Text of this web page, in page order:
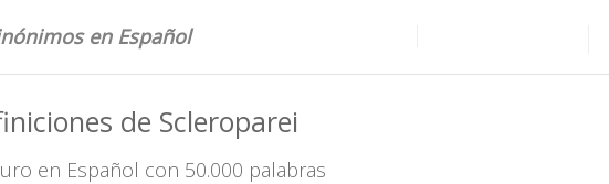
en Español
de Scleroparei
en Español con 50.000 palabras